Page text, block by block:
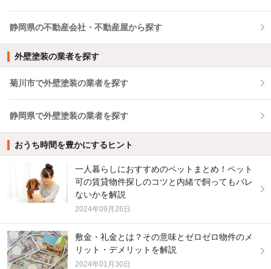
静岡県の不動産会社・不動産屋から探す
外壁塗装の業者を探す
菊川市で外壁塗装の業者を探す
静岡県で外壁塗装の業者を探す
おうち時間を豊かにするヒント
一人暮らしにおすすめのペットまとめ！ペット
可の賃貸物件探しのコツと内緒で飼ってもバレ
ないかを解説
2024年09月26日
敷金・礼金とは？その意味とゼロゼロ物件のメ
リット・デメリットを解説
2024年01月30日